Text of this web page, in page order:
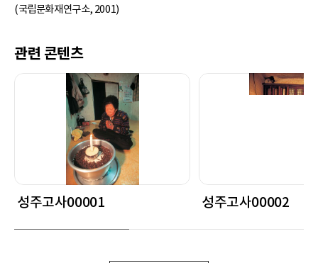
(국립문화재연구소, 2001)
관련 콘텐츠
성주고사00001 성주고사00002